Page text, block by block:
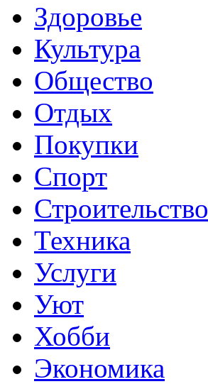
Здоровье
Культура
Общество
Отдых
Покупки
Спорт
Строительство
Техника
Услуги
Уют
Хобби
Экономика